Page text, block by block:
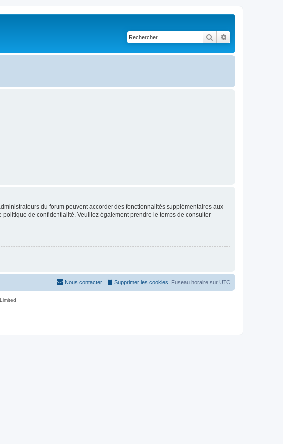
Rechercher
du forum peuvent accorder des fonctionnalités supplémentaires aux
de confidentialité. Veuillez également prendre le temps de consulter
Fuseau horaire sur UTC
Supprimer les cookies
Nous contacter